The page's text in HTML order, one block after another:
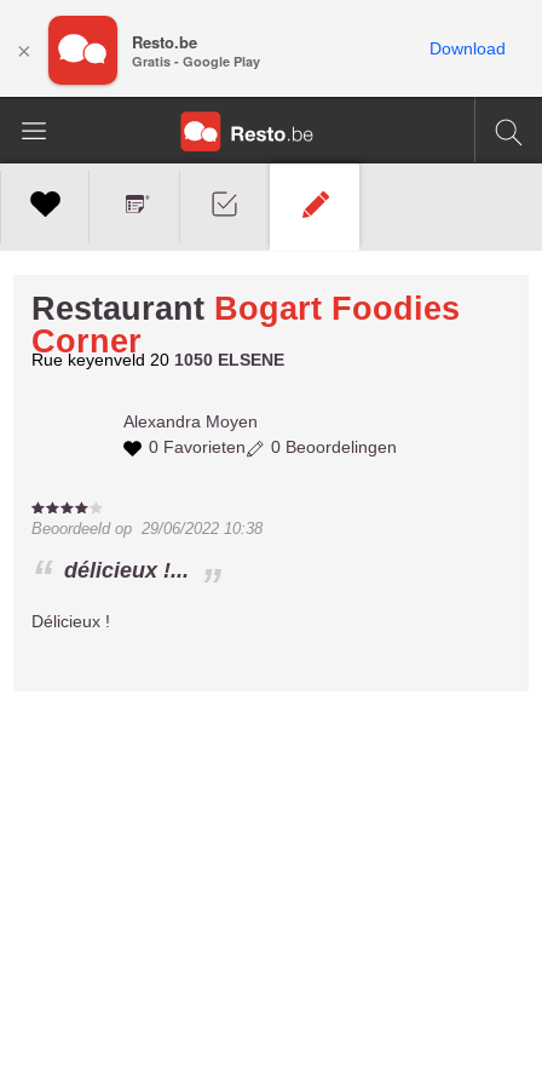
Restaurant Bogart Foodies
Corner
Rue keyenveld 20 1050 ELSENE
Alexandra Moyen
0 Favorieten
0 Beoordelingen
Beoordeeld op29/06/2022 10:38
délicieux !...
Délicieux !
× Resto.be
Gratis - Google Play
Download